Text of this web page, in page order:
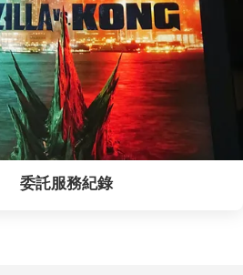
委託服務紀錄